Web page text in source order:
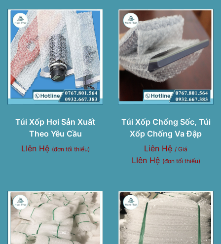
Túi Xốp Hơi Sản Xuất
Theo Yêu Cầu
LIên Hệ (đơn tối thiểu)
Túi Xốp Chống Sốc, Túi
Xốp Chống Va Đập
Liên Hệ / Giá
LIên Hệ (đơn tối thiểu)